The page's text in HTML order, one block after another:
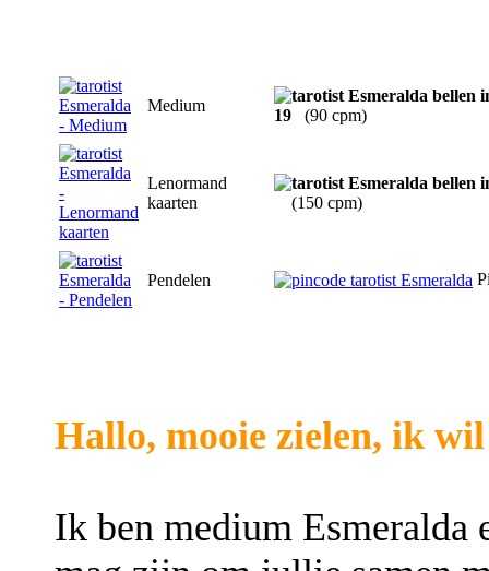
Medium
19 (90 cpm)
Lenormand
kaarten
(150 cpm)
Pendelen
Hallo, mooie zielen, ik
Ik ben medium Esmeralda